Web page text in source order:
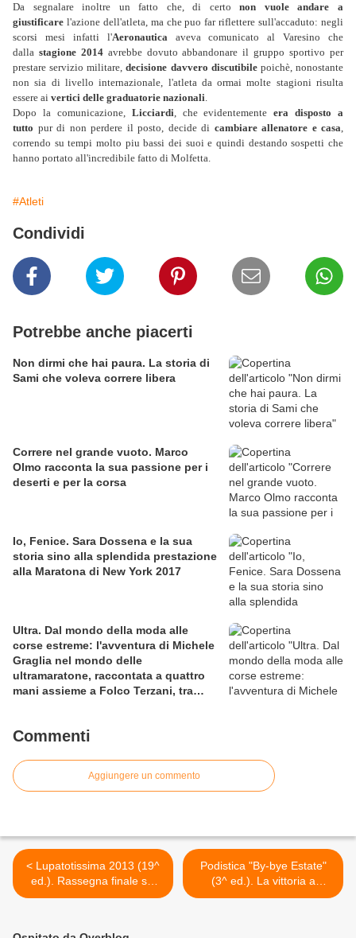
Da segnalare inoltre un fatto che, di certonon vuole andare a
giustificare l'azione dell'atleta, ma che puo far riflettere sull'accaduto: negli
scorsi mesi infatti l'Aeronauticaaveva comunicato al Varesino che
dalla stagione 2014 avrebbe dovuto abbandonare il gruppo sportivo per
prestare servizio militare,decisione davvero discutibilepoichè, nonostante
non sia di livello internazionale, l'atleta da ormai molte stagioni risulta
essere ai vertici delle graduatorie nazionali.
Dopo la comunicazione, Licciardi, che evidentementeera disposto a
tutto pur di non perdere il posto, decide di cambiare allenatore e casa,
correndo su tempi molto piu bassi dei suoi e quindi destando sospetti che
hanno portato all'incredibile fatto di Molfetta.
#Atleti
Condividi
Potrebbe anche piacerti
Non dirmi che hai paura. La storia di
Sami che voleva correre libera
Correre nel grande vuoto. Marco
Olmo racconta la sua passione per i
deserti e per la corsa
Io, Fenice. Sara Dossena e la sua
storia sino alla splendida prestazione
alla Maratona di New York 2017
Ultra. Dal mondo della moda alle
corse estreme: l'avventura di Michele
Graglia nel mondo delle
ultramaratone, raccontata a quattro
mani assieme a Folco Terzani, tra
Commenti
Aggiungere un commento
< Lupatotissima 2013 (19^
ed.). Rassegna finale sui
principali contenuti tecnici
Podistica "By-bye Estate"
(3^ ed.). La vittoria a
Gianluca Carfi e tanto